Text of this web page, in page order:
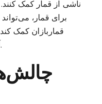
ناشی از قمار کمک
برای قمار،
قماربازان کمک
آسیب‌های احتمالی حفظ نماید.